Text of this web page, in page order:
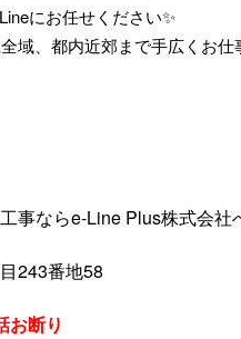
にお任せください✨
域、都内近郊まで手広くお
事ならe-Line Plus株式会社
243番地58
お断り